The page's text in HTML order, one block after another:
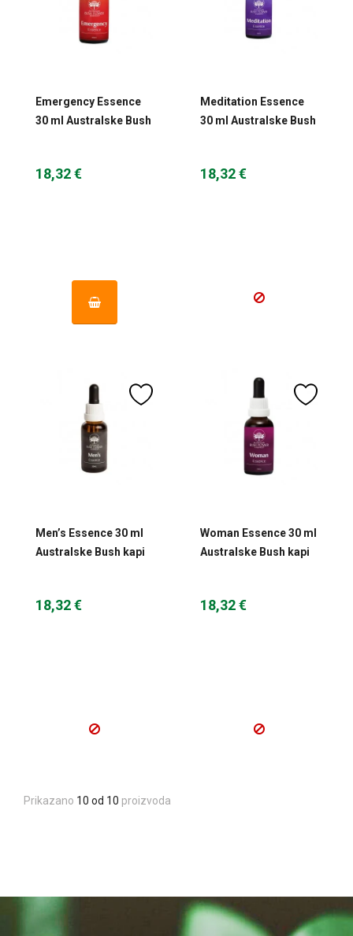
Emergency Essence
30 ml Australske Bush
18,32 €
Meditation Essence
30 ml Australske Bush
18,32 €
Men’s Essence 30 ml
Australske Bush kapi
18,32 €
Woman Essence 30 ml
Australske Bush kapi
18,32 €
Prikazano 10 od 10 proizvoda